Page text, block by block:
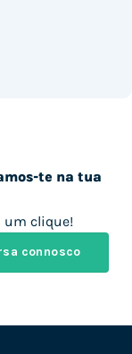
te na tua
um clique!
connosco